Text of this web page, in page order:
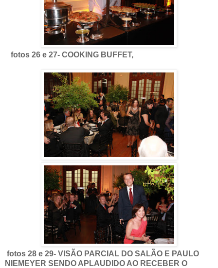
fotos 26 e 27- COOKING BUFFET,
fotos 28 e 29- VISÃO PARCIAL DO SALÃO E PAULO
NIEMEYER SENDO APLAUDIDO AO RECEBER O